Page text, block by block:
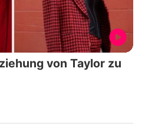
von Taylor zu